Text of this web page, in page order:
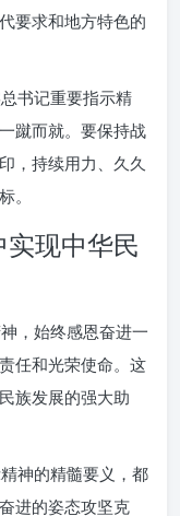
要求和地方特色的
书记重要指示精
蹴而就。要保持战
，持续用力、久久
。
现中华民
，始终感恩奋进一
任和光荣使命。这
族发展的强大助
神的精髓要义，都
进的姿态攻坚克